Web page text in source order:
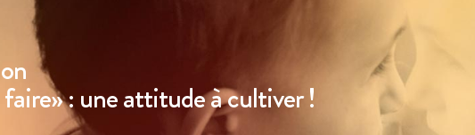
: une attitude à cultiver !